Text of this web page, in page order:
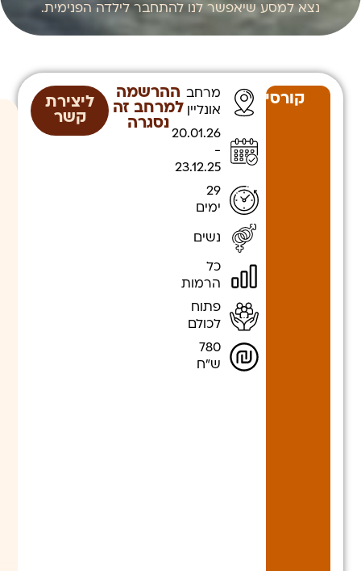
נצא למסע שיאפשר לנו להתחבר לילדה הפנימית.
קורסים
מרחב
אונליין
20.01.26
-
23.12.25
29
ימים
נשים
כל
הרמות
פתוח
לכולם
780
ש"ח
ההרשמה
למרחב זה
נסגרה
ליצירת
קשר